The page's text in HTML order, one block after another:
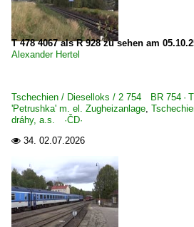
T 478 4067 als R 928 zu sehen am
Alexander Hertel
Tschechien / Dieselloks / 2 754 BR 754 ·
'Petrushka' m. el. Zugheizanlage,
dráhy, a.s. ·ČD·
 34. 02.07.2026